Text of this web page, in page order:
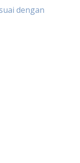
dengan